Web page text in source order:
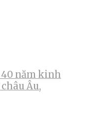
40 năm kinh
Âu,